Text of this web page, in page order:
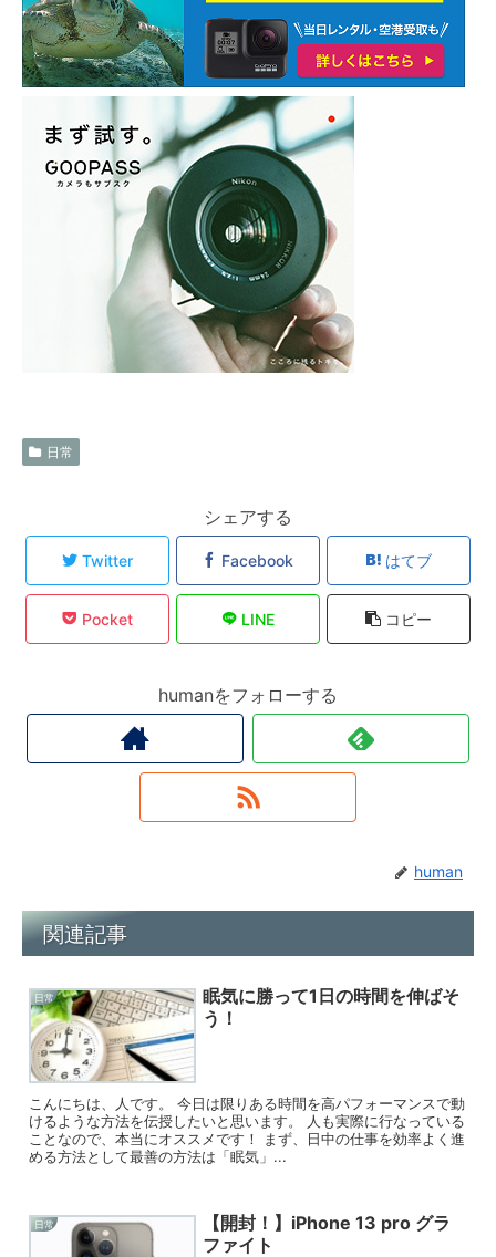
日常
シェアする
Twitter Facebook はてブ
Pocket LINE コピー
humanをフォローする
human
関連記事
日常
眠気に勝って1日の時間を伸ばそ
う！
こんにちは、人です。 今日は限りある時間を高パフォーマンスで動
けるような方法を伝授したいと思います。 人も実際に行なっている
ことなので、本当にオススメです！ まず、日中の仕事を効率よく進
める方法として最善の方法は「眠気」...
日常
【開封！】iPhone 13 pro グラ
ファイト